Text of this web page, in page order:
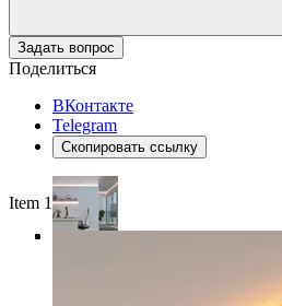
Задать вопрос
Поделиться
ВКонтакте
Telegram
Скопировать ссылку
Item 1 of 4